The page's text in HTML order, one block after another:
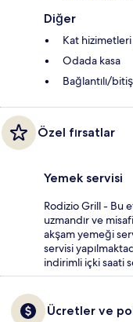
Diğer
Kat
Odada kasa
Bağlantılı/
Özel fırsatlar
Yemek servisi
Rodizio Grill - Bu
uzmandır ve
akşam yemeği
servisi
indirimli içki saati
Ücretler ve